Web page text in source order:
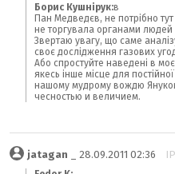
Борис Кушнірук:в
Пан Медведєв, не потрібно
не торгувала органами
Звертаю увагу, що саме
своє дослідження газових
Або спростуйте наведені в
якесь інше місце для
нашому мудрому вождю
чесностью и величием.
jatagan _ 28.09.2011 02:36